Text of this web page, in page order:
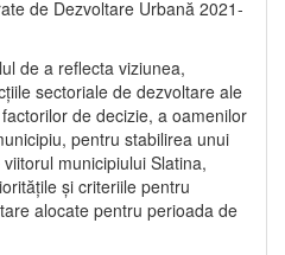
de Dezvoltare Urbană 2021‐
de a reflecta viziunea,
sectoriale de dezvoltare ale
de decizie, a oamenilor
pentru stabilirea unui
municipiului Slatina,
și criteriile pentru
alocate pentru perioada de